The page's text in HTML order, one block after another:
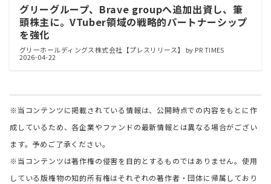
グリーグループ、Brave groupへ追加出資し、筆
頭株主に。VTuber領域の戦略的パートナーシップ
を強化
グリーホールディングス株式会社【プレスリリース】 by PR TIMES
2026-04-22
※当コンテンツに掲載されている情報は、公開時点での内容をもとに作
成しているため、各企業やファンドの最新情報とは異なる場合がござい
ます。予めご了承ください。
※当コンテンツは著作権の侵害を目的とするものではありません。使用
している版権物の知的所有権はそれぞれの著作者・団体に帰属しており